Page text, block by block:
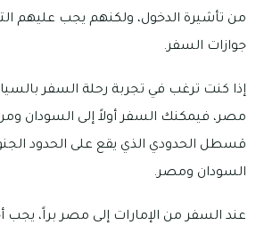
من تأشيرة الدخول، ولكنهم يجب عليهم
جوازات السفر.
إذا كنت ترغب في تجربة رحلة السفر
مصر، فيمكنك السفر أولاً إلى السودان
قسطل الحدودي الذي يقع على الحدود
السودان ومصر.
عند السفر من الإمارات إلى مصر براً،